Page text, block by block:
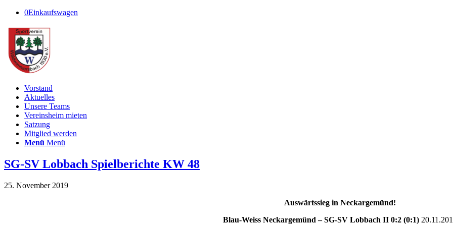
0Einkaufswagen
Vorstand
Aktuelles
Unsere Teams
Vereinsheim mieten
Satzung
Mitglied werden
Menü Menü
SG-SV Lobbach Spielberichte KW 48
25. November 2019
Auswärtssieg in Neckargemünd!
Blau-Weiss Neckargemünd – SG-SV Lobbach II 0:2 (0:1)